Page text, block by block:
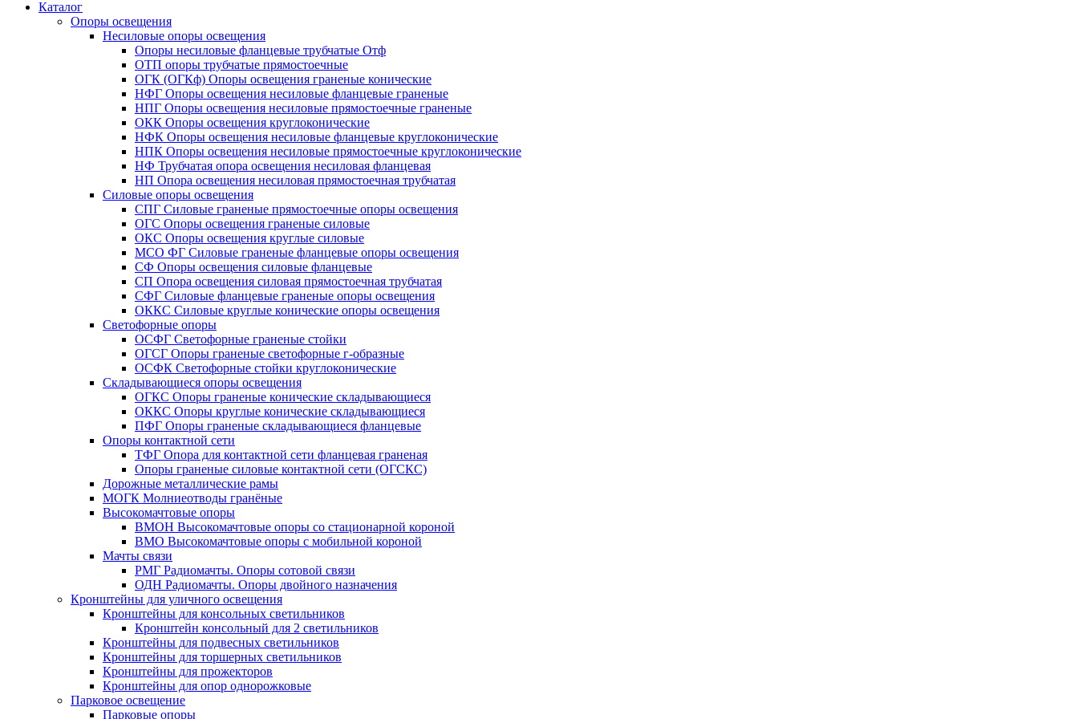
Каталог
Опоры освещения
Несиловые опоры освещения
Опоры несиловые фланцевые трубчатые Отф
ОТП опоры трубчатые прямостоечные
ОГК (ОГКф) Опоры освещения граненые конические
НФГ Опоры освещения несиловые фланцевые граненые
НПГ Опоры освещения несиловые прямостоечные граненые
ОКК Опоры освещения круглоконические
НФК Опоры освещения несиловые фланцевые круглоконические
НПК Опоры освещения несиловые прямостоечные круглоконические
НФ Трубчатая опора освещения несиловая фланцевая
НП Опора освещения несиловая прямостоечная трубчатая
Силовые опоры освещения
СПГ Силовые граненые прямостоечные опоры освещения
ОГС Опоры освещения граненые силовые
ОКС Опоры освещения круглые силовые
МСО ФГ Силовые граненые фланцевые опоры освещения
СФ Опоры освещения силовые фланцевые
СП Опора освещения силовая прямостоечная трубчатая
СФГ Силовые фланцевые граненые опоры освещения
ОККС Силовые круглые конические опоры освещения
Светофорные опоры
ОСФГ Светофорные граненые стойки
ОГСГ Опоры граненые светофорные г-образные
ОСФК Светофорные стойки круглоконические
Складывающиеся опоры освещения
ОГКС Опоры граненые конические складывающиеся
ОККС Опоры круглые конические складывающиеся
ПФГ Опоры граненые складывающиеся фланцевые
Опоры контактной сети
ТФГ Опора для контактной сети фланцевая граненая
Опоры граненые силовые контактной сети (ОГСКС)
Дорожные металлические рамы
МОГК Молниеотводы гранёные
Высокомачтовые опоры
ВМОН Высокомачтовые опоры со стационарной короной
ВМО Высокомачтовые опоры с мобильной короной
Мачты связи
РМГ Радиомачты. Опоры сотовoй связи
ОДН Радиомачты. Опоры двойного назначения
Кронштейны для уличного освещения
Кронштейны для консольных светильников
Кронштейн консольный для 2 светильников
Кронштейны для подвесных светильников
Кронштейны для торшерных светильников
Кронштейны для прожекторов
Кронштейны для опор однорожковые
Парковое освещение
Парковые опоры